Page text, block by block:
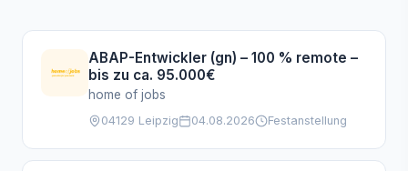
ABAP-Entwickler (gn) – 100 % remote –
bis zu ca. 95.000€
home of jobs
04129 Leipzig 04.08.2026 Festanstellung